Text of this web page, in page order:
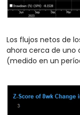
Los flujos netos de
ahora cerca de uno
(medido en un